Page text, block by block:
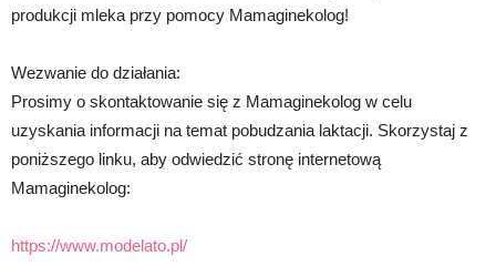
produkcji mleka przy pomocy Mamaginekolog!
Wezwanie do działania:
Prosimy o skontaktowanie się z Mamaginekolog w celu
uzyskania informacji na temat pobudzania laktacji. Skorzystaj z
poniższego linku, aby odwiedzić stronę internetową
Mamaginekolog:
https://www.modelato.pl/